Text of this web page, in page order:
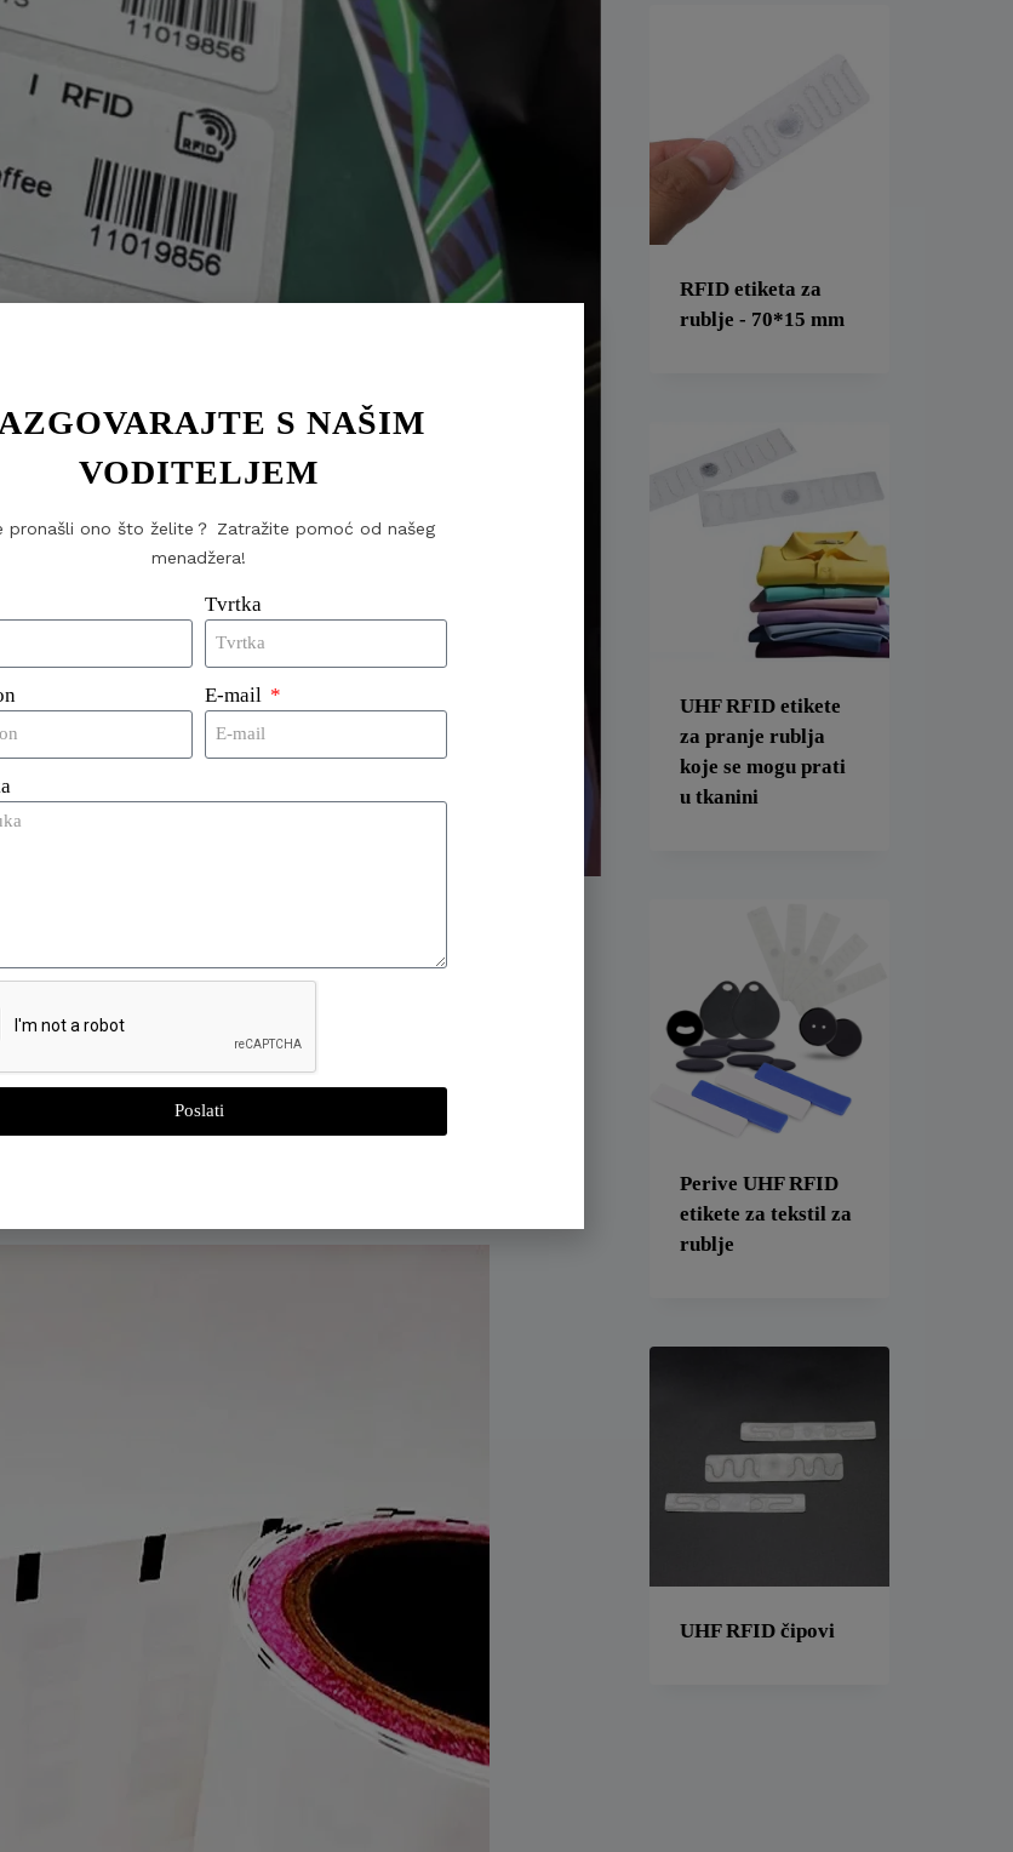
globalne trgovine
tvrtka UNIQLO-a, najavila je planove za implementaciju
UNIQLO prodajnih mjesta. Ova ambiciozna inicijativa
RFID tehnologije među japanskim trgovcima. Inspiriran
na svoja RFID putovanja, a dodatno ohrabren pozitivnim
Fast Retailing ubrzao je globalno uvođenje UNIQLO-a s RFID
RFID etiketa za
rublje - 70*15 mm
UHF RFID etikete
za pranje rublja
koje se mogu prati
u tkanini
Perive UHF RFID
etikete za tekstil za
rublje
UHF RFID čipovi
S NAŠIM
VODITELJEM
pronašli ono što želite？ Zatražite pomoć od našeg
menadžera!
Tvrtka
E-mail
Poslati